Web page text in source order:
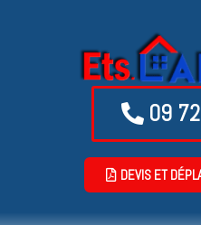
09
DEVIS ET